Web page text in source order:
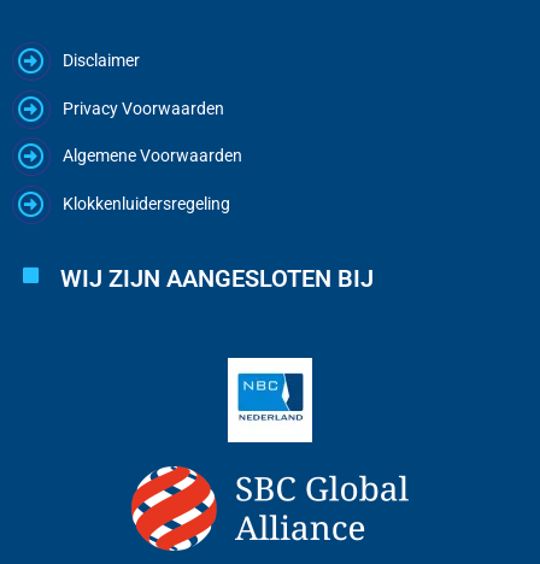
Disclaimer
Privacy Voorwaarden
Algemene Voorwaarden
Klokkenluidersregeling
WIJ ZIJN AANGESLOTEN BIJ